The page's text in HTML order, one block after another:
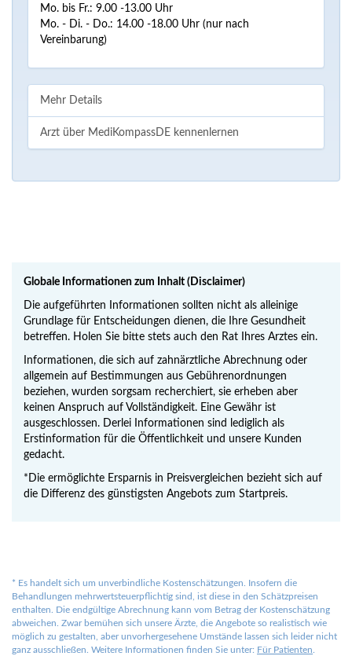
Mo. bis Fr.: 9.00 -13.00 Uhr
Mo. - Di. - Do.: 14.00 -18.00 Uhr (nur nach
Vereinbarung)
Mehr Details
Arzt über MediKompassDE kennenlernen
Globale Informationen zum Inhalt (Disclaimer)
Die aufgeführten Informationen sollten nicht als alleinige
Grundlage für Entscheidungen dienen, die Ihre Gesundheit
betreffen. Holen Sie bitte stets auch den Rat Ihres Arztes ein.
Informationen, die sich auf zahnärztliche Abrechnung oder
allgemein auf Bestimmungen aus Gebührenordnungen
beziehen, wurden sorgsam recherchiert, sie erheben aber
keinen Anspruch auf Vollständigkeit. Eine Gewähr ist
ausgeschlossen. Derlei Informationen sind lediglich als
Erstinformation für die Öffentlichkeit und unsere Kunden
gedacht.
*Die ermöglichte Ersparnis in Preisvergleichen bezieht sich auf
die Differenz des günstigsten Angebots zum Startpreis.
* Es handelt sich um unverbindliche Kostenschätzungen. Insofern die
Behandlungen mehrwertsteuerpflichtig sind, ist diese in den Schätzpreisen
enthalten. Die endgültige Abrechnung kann vom Betrag der Kostenschätzung
abweichen. Zwar bemühen sich unsere Ärzte, die Angebote so realistisch wie
möglich zu gestalten, aber unvorhergesehene Umstände lassen sich leider nicht
ganz ausschließen. Weitere Informationen finden Sie unter: Für Patienten